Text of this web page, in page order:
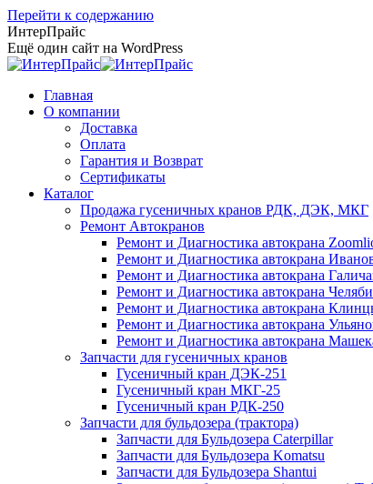
Перейти к содержанию
ИнтерПрайс
Ещё один сайт на WordPress
Главная
О компании
Доставка
Оплата
Гарантия и Возврат
Сертификаты
Каталог
Продажа гусеничных кранов РДК, ДЭК, МКГ
Ремонт Автокранов
Ремонт и Диагностика автокрана
Ремонт и Диагностика автокрана
Ремонт и Диагностика автокрана
Ремонт и Диагностика автокрана
Ремонт и Диагностика автокрана
Ремонт и Диагностика автокрана
Ремонт и Диагностика автокрана
Запчасти для гусеничных кранов
Гусеничный кран ДЭК-251
Гусеничный кран МКГ-25
Гусеничный кран РДК-250
Запчасти для бульдозера (трактора)
Запчасти для Бульдозера Caterpillar
Запчасти для Бульдозера Komatsu
Запчасти для Бульдозера Shantui